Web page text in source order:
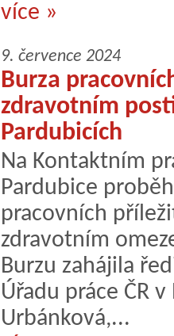
více »
9. července 2024
Burza
zdravotním
Pardubicích
Na Kontaktním
Pardubice
pracovních
zdravotním
Burzu zahájila
Úřadu práce ČR
Urbánková,...